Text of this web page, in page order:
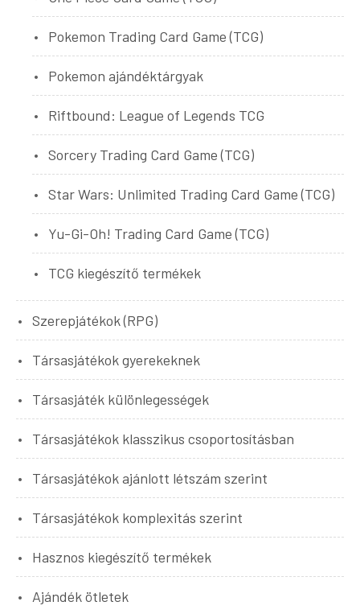
Pokemon Trading Card Game (TCG)
Pokemon ajándéktárgyak
Riftbound: League of Legends TCG
Sorcery Trading Card Game (TCG)
Star Wars: Unlimited Trading Card Game (TCG)
Yu-Gi-Oh! Trading Card Game (TCG)
TCG kiegészítő termékek
Szerepjátékok (RPG)
Társasjátékok gyerekeknek
Társasjáték különlegességek
Társasjátékok klasszikus csoportosításban
Társasjátékok ajánlott létszám szerint
Társasjátékok komplexitás szerint
Hasznos kiegészítő termékek
Ajándék ötletek